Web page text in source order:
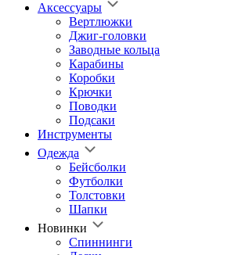
Аксессуары
Вертлюжки
Джиг-головки
Заводные кольца
Карабины
Коробки
Крючки
Поводки
Подсаки
Инструменты
Одежда
Бейсболки
Футболки
Толстовки
Шапки
Новинки
Спиннинги